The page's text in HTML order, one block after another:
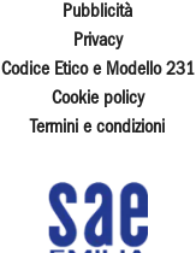
Pubblicità
Privacy
Codice Etico e Modello 231
Cookie policy
Termini e condizioni